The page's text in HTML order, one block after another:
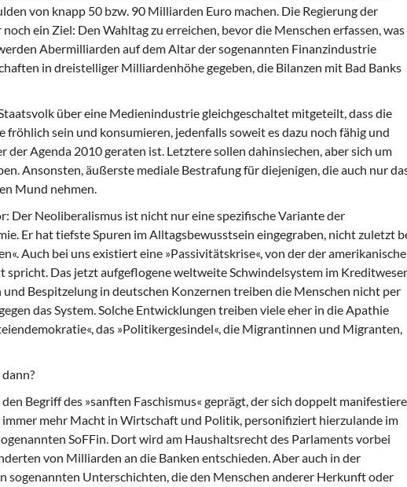
von knapp 50 bzw. 90 Milliarden Euro machen. Die Regierung der
ein Ziel: Den Wahltag zu erreichen, bevor die Menschen erfassen, was
Abermilliarden auf dem Altar der sogenannten Finanzindustrie
in dreistelliger Milliardenhöhe gegeben, die Bilanzen mit Bad Banks
über eine Medienindustrie gleichgeschaltet mitgeteilt, dass die
fröhlich sein und konsumieren, jedenfalls soweit es dazu noch fähig und
der Agenda 2010 geraten ist. Letztere sollen dahinsiechen, aber sich um
Ansonsten, äußerste mediale Bestrafung für diejenigen, die auch nur
Mund nehmen.
Der Neoliberalismus ist nicht nur eine spezifische Variante der
Er hat tiefste Spuren im Alltagsbewusstsein eingegraben, nicht zuletzt
Auch bei uns existiert eine »Passivitätskrise«, von der der amerikanische
spricht. Das jetzt aufgeflogene weltweite Schwindelsystem im
Bespitzelung in deutschen Konzernen treiben die Menschen nicht per
das System. Solche Entwicklungen treiben viele eher in die Apathie
das »Politikergesindel«, die Migrantinnen und Migranten,
Begriff des »sanften Faschismus« geprägt, der sich doppelt
mehr Macht in Wirtschaft und Politik, personifiziert hierzulande im
SoFFin. Dort wird am Haushaltsrecht des Parlaments vorbei
von Milliarden an die Banken entschieden. Aber auch in der
sogenannten Unterschichten, die den Menschen anderer Herkunft oder